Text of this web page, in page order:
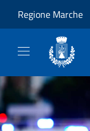
Regione Marche